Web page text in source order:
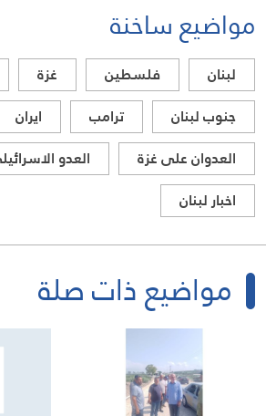
مواضيع ساخنة
لبنان فلسطين غزة
جنوب لبنان
ترامب
ايران
العدوان على غزة
العدو
اخبار لبنان
مواضيع ذات صلة